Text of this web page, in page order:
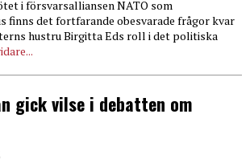
i försvarsalliansen NATO som
finns det fortfarande obesvarade frågor kvar
hustru Birgitta Eds roll i det politiska
gick vilse i debatten om